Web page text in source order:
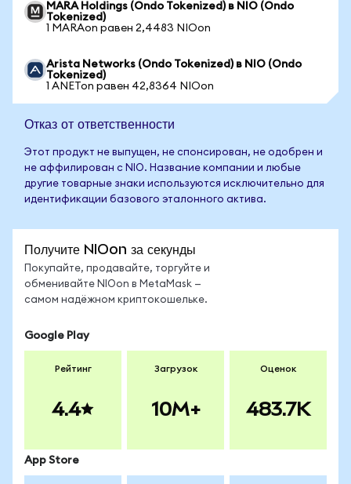
MARA Holdings (Ondo Tokenized) в NIO (Ondo
Tokenized)
1 MARAon равен 2,4483 NIOon
Arista Networks (Ondo Tokenized) в NIO (Ondo
Tokenized)
1 ANETon равен 42,8364 NIOon
Отказ от ответственности
Этот продукт не выпущен, не спонсирован, не одобрен и
не аффилирован с NIO. Название компании и любые
другие товарные знаки используются исключительно для
идентификации базового эталонного актива.
Получите NIOon за секунды
Покупайте, продавайте, торгуйте и
обменивайте NIOon в MetaMask —
самом надёжном криптокошельке.
Google Play
Рейтинг
4.4
Загрузок
10M+
Оценок
483.7K
App Store